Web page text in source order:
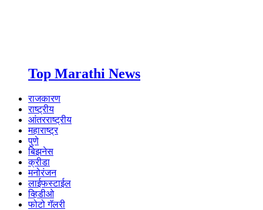
Top Marathi News
राजकारण
राष्ट्रीय
आंतरराष्ट्रीय
महाराष्ट्र
पुणे
बिझनेस
क्रीडा
मनोरंजन
लाईफस्टाईल
व्हिडीओ
फोटो गॅलरी